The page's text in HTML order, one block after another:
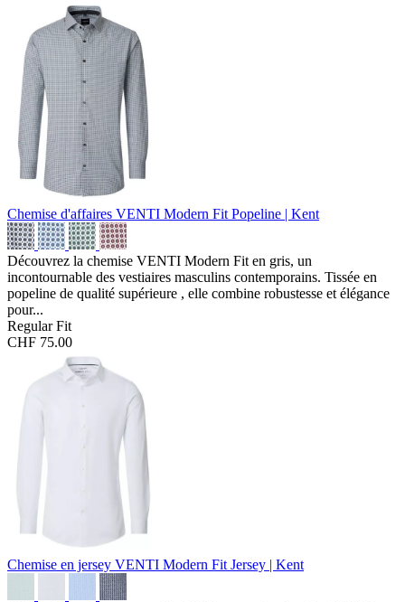
Chemise d'affaires VENTI Modern Fit Popeline | Kent
Découvrez la chemise VENTI Modern Fit en gris, un
incontournable des vestiaires masculins contemporains. Tissée en
popeline de qualité supérieure , elle combine robustesse et élégance
pour...
Regular Fit
CHF 75.00
Chemise en jersey VENTI Modern Fit Jersey | Kent